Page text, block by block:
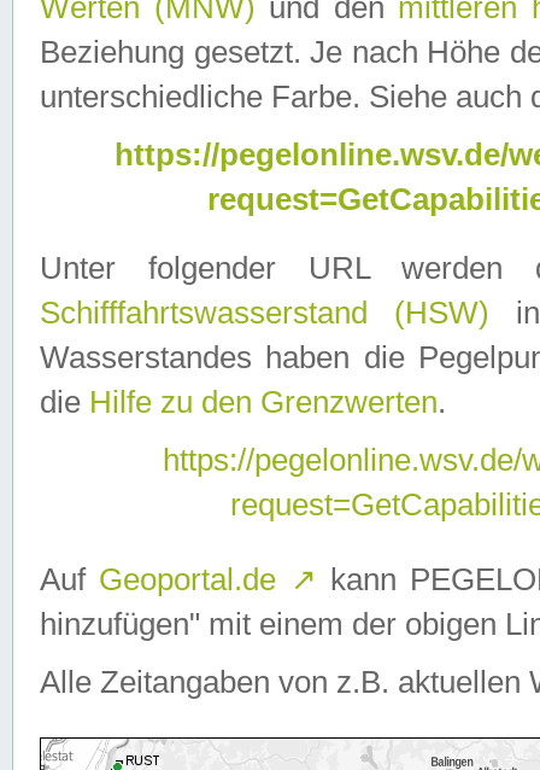
Werten (MNW) und den mittleren
Beziehung gesetzt. Je nach Höhe
unterschiedliche Farbe. Siehe auch
https://pegelonline.wsv.de/
Unter folgender URL
Schifffahrtswasserstand (HSW)
Wasserstandes haben die
die Hilfe zu den Grenzwerten.
https://
Auf Geoportal.de ↗ kann
hinzufügen" mit einem der obigen
Alle Zeitangaben von z.B. aktuellen